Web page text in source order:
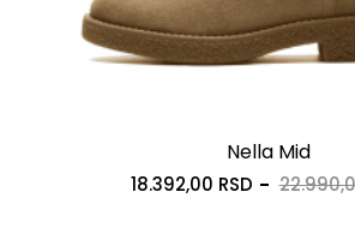
Nella Mid
18.392,00 RSD